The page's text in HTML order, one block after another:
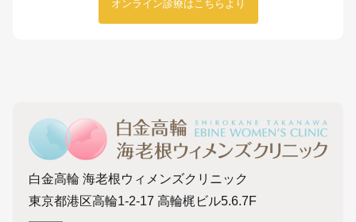
オンライン診療はこちらより
白金高輪 海老根ウィメンズクリニック
東京都港区高輪1-2-17 高輪梶ビル5.6.7F